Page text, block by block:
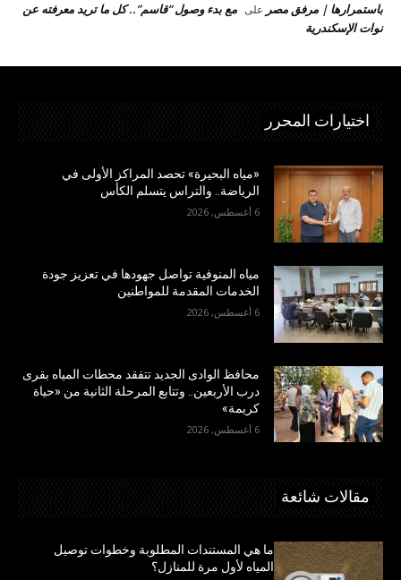
باستمرارها | مرفق مصر على مع بدء وصول “قاسم”.. كل ما تريد معرفته عن
نوات الإسكندرية
اختيارات المحرر
«مياه البحيرة» تحصد المراكز الأولى في
الرياضة.. والتراس يتسلم الكأس
6 أغسطس, 2026
مياه المنوفية تواصل جهودها في تعزيز جودة
الخدمات المقدمة للمواطنين
6 أغسطس, 2026
محافظ الوادى الجديد تتفقد محطات المياه بقرى
درب الأربعين.. وتتابع المرحلة الثانية من «حياة
كريمة»
6 أغسطس, 2026
مقالات شائعة
ما هي المستندات المطلوبة وخطوات توصيل
المياه لأول مرة للمنازل؟